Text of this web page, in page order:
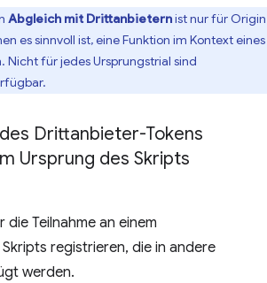
Abgleich mit Drittanbieternist nur für Origin
es sinnvoll ist, eine Funktion im Kontext eines
Nicht für jedes Ursprungstrial sind
Drittanbieter-Tokens
Ursprung des Skripts
die Teilnahme an einem
registrieren, die in andere
werden.